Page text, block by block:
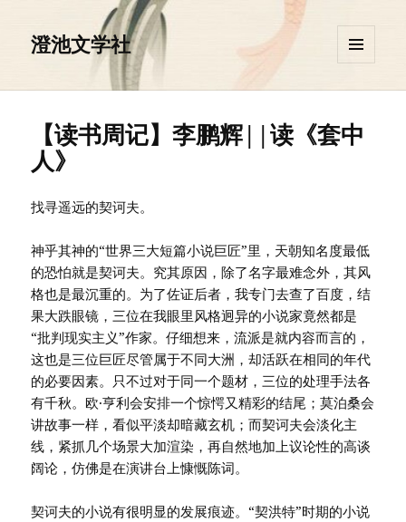
澄池文学社
挂件
【读书周记】李鹏辉||读《套中
人》
找寻遥远的契诃夫。
神乎其神的“世界三大短篇小说巨匠”里，天朝知名度最低
的恐怕就是契诃夫。究其原因，除了名字最难念外，其风
格也是最沉重的。为了佐证后者，我专门去查了百度，结
果大跌眼镜，三位在我眼里风格迥异的小说家竟然都是
“批判现实主义”作家。仔细想来，流派是就内容而言的，
这也是三位巨匠尽管属于不同大洲，却活跃在相同的年代
的必要因素。只不过对于同一个题材，三位的处理手法各
有千秋。欧·亨利会安排一个惊愕又精彩的结尾；莫泊桑会
讲故事一样，看似平淡却暗藏玄机；而契诃夫会淡化主
线，紧抓几个场景大加渲染，再自然地加上议论性的高谈
阔论，仿佛是在演讲台上慷慨陈词。
契诃夫的小说有很明显的发展痕迹。“契洪特”时期的小说